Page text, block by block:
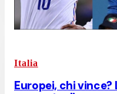
Italia
Europei, chi